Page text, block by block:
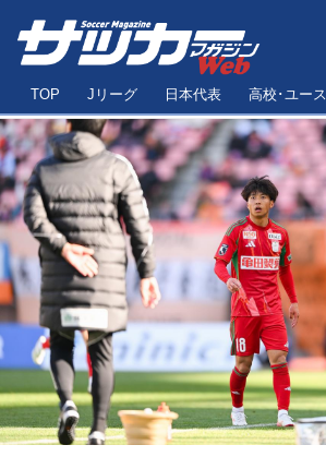
TOP Jリーグ 日本代表 高校･ユース